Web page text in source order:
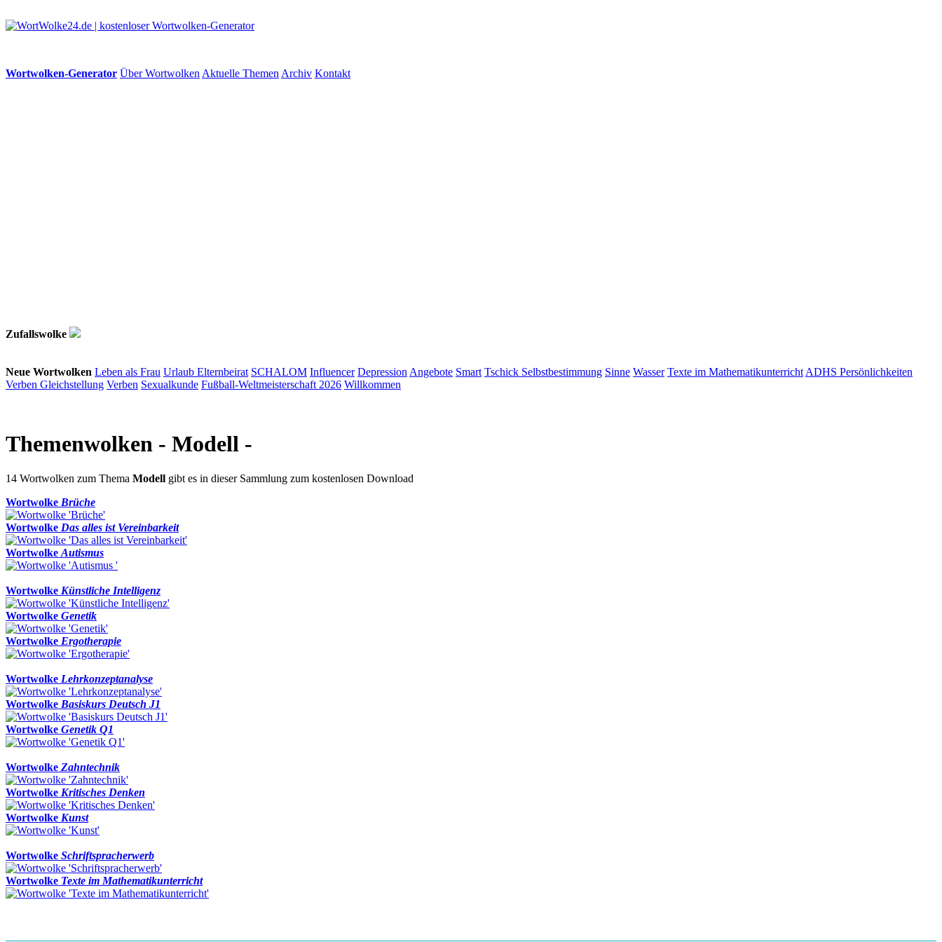
Wortwolken-Generator Über Wortwolken Aktuelle Themen Archiv Kontakt
Zufallswolke
Neue Wortwolken Leben als Frau Urlaub Elternbeirat SCHALOM Influencer Depression Angebote Smart Tschick Selbstbestimmung Sinne Wasser Texte im Mathematikunterricht ADHS Persönlichkeiten
Verben Gleichstellung Verben Sexualkunde Fußball-Weltmeisterschaft 2026 Willkommen
Themenwolken - Modell -
14 Wortwolken zum Thema Modell gibt es in dieser Sammlung zum kostenlosen Download
Wortwolke Brüche
Wortwolke Das alles ist Vereinbarkeit
Wortwolke Autismus
Wortwolke Künstliche Intelligenz
Wortwolke Genetik
Wortwolke Ergotherapie
Wortwolke Lehrkonzeptanalyse
Wortwolke Basiskurs Deutsch J1
Wortwolke Genetik Q1
Wortwolke Zahntechnik
Wortwolke Kritisches Denken
Wortwolke Kunst
Wortwolke Schriftspracherwerb
Wortwolke Texte im Mathematikunterricht